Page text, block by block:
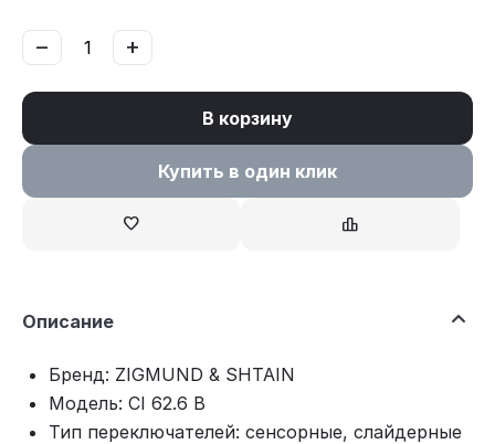
+
−
В корзину
Купить в один клик
Описание
Бренд: ZIGMUND & SHTAIN
Модель: CI 62.6 B
Тип переключателей: сенсорные, слайдерные